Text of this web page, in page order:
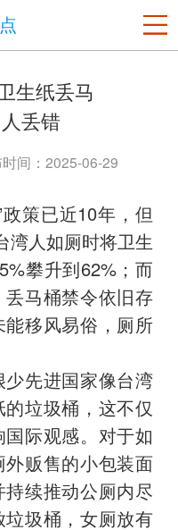
纽约
河北省
山西省
湖北省
湖南省
陕西省
甘肃省
宁夏 新疆 香港
澳门
道
生纸丢马
丢错
间：2025-06-29
策已近10年，但
湾人如厕时将卫生
攀升到62%；而
马桶禁令依旧存
移风易俗，厕所
先进国家像台湾
垃圾桶，这不仅
际观感。对于如
贩售的小包装面
续推动公厕内尽
圾桶，女厕放有